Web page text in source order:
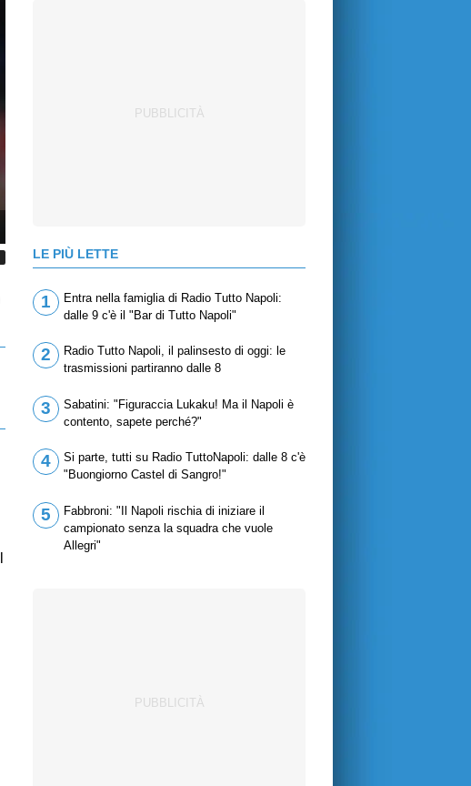
LE PIÙ LETTE
1
Entra nella famiglia di Radio Tutto Napoli:
dalle 9 c'è il "Bar di Tutto Napoli"
2
Radio Tutto Napoli, il palinsesto di oggi: le
trasmissioni partiranno dalle 8
3
Sabatini: "Figuraccia Lukaku! Ma il Napoli è
contento, sapete perché?"
4
Si parte, tutti su Radio TuttoNapoli: dalle 8 c'è
"Buongiorno Castel di Sangro!"
5
Fabbroni: "Il Napoli rischia di iniziare il
campionato senza la squadra che vuole
Allegri"